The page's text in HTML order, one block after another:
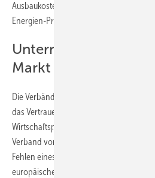
Ausbaukosten für die Netze nicht auf die
Energien-Projekten abgeladen werden.
Unternehmen ziehen
Markt zurück
Die Verbände warnen davor, dass durch
das Vertrauen der Investoren in die
Wirtschaftspolitik heftigen Schaden
Verband vor systemischen Verzerrungen
Fehlen eines fairen Wettbewerbs. Schon
europäische Unternehmen aus dem